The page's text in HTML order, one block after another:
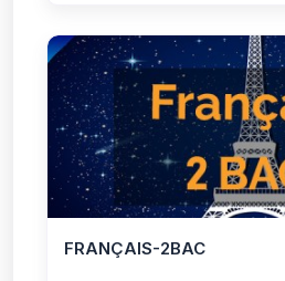
FRANÇAIS-2BAC